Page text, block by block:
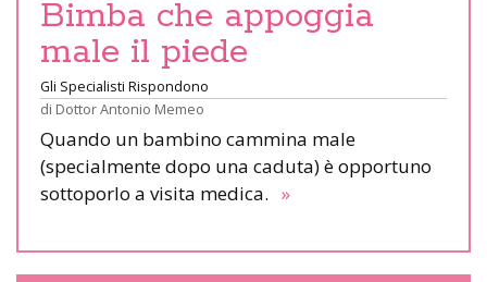
Bimba che appoggia
male il piede
Gli Specialisti Rispondono
di Dottor Antonio Memeo
Quando un bambino cammina male
(specialmente dopo una caduta) è opportuno
sottoporlo a visita medica. »